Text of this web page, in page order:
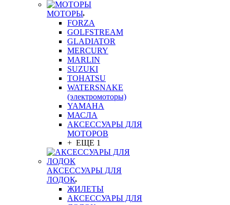
МОТОРЫ
FORZA
GOLFSTREAM
GLADIATOR
MERCURY
MARLIN
SUZUKI
TOHATSU
WATERSNAKE
(электромоторы)
YAMAHA
МАСЛА
АКСЕССУАРЫ ДЛЯ
МОТОРОВ
+ ЕЩЕ 1
АКСЕССУАРЫ ДЛЯ
ЛОДОК
ЖИЛЕТЫ
АКСЕССУАРЫ ДЛЯ